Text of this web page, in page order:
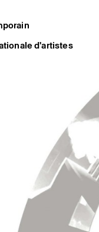
d'artistes